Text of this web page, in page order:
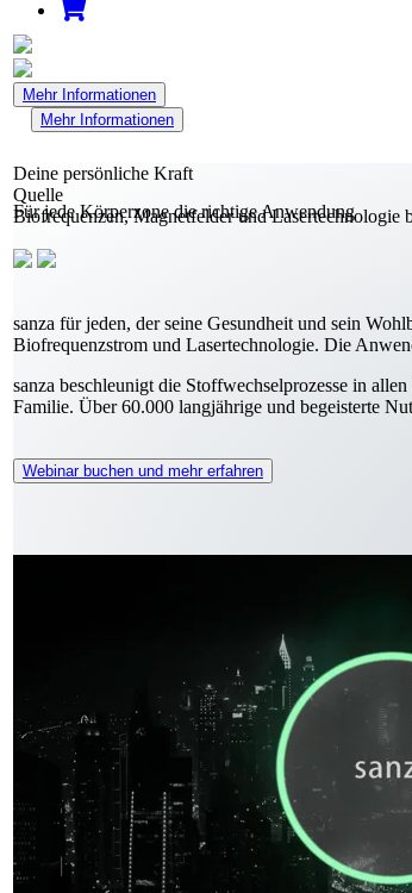
Deine persönliche Kraft
Quelle
Biofrequenzen, Magnet­felder und Laser­technologie
Mehr Informationen
Mehr Informationen
Für jede Körperzone die richtige Anwendung
sanza für jeden, der seine Gesundheit und sein
Bio­frequenz­strom und Laser­technologie. Die
sanza beschleunigt die Stoffwechselprozesse in
Familie. Über 60.000 langjährige und begeisterte
Webinar buchen und mehr erfahren